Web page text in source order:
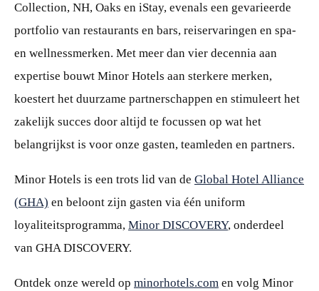
Collection, NH, Oaks en iStay, evenals een gevarieerde
portfolio van restaurants en bars, reiservaringen en spa-
en wellnessmerken. Met meer dan vier decennia aan
expertise bouwt Minor Hotels aan sterkere merken,
koestert het duurzame partnerschappen en stimuleert het
zakelijk succes door altijd te focussen op wat het
belangrijkst is voor onze gasten, teamleden en partners.
Minor Hotels is een trots lid van de Global Hotel Alliance
(GHA) en beloont zijn gasten via één uniform
loyaliteitsprogramma, Minor DISCOVERY, onderdeel
van GHA DISCOVERY.
Ontdek onze wereld op minorhotels.com en volg Minor